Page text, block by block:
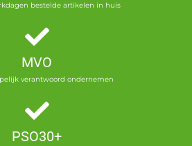
bestelde artikelen in huis
MVO
verantwoord ondernemen
PSO30+